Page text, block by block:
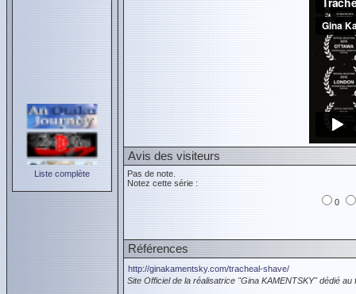
Liste complète
Avis des visiteurs
Pas de note.
Notez cette série :
0
Références
http://ginakamentsky.com/tracheal-shave/
Site Officiel de la réalisatrice "Gina KAMENTSKY" dédié au